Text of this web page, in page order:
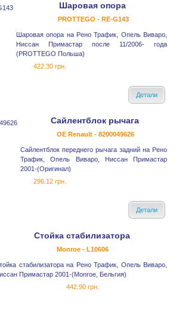
Шаровая опора
PROTTEGO - RE-G143
Шаровая опора на Рено Трафик, Опель Виваро,
Ниссан Примастар после 11/2006- года
(PROTTEGO Польша)
422.30 грн.
Детали
Сайлентблок рычага
OE Renault - 8200049626
Сайлентблок переднего рычага задний на Рено
Трафик, Опель Виваро, Ниссан Примастар
2001-(Оригинал)
296.12 грн.
Детали
Стойка стабилизатора
Monroe - L10606
стабилизатора на Рено Трафик, Опель Виваро,
Примастар 2001-(Monroe, Бельгия)
442.90 грн.